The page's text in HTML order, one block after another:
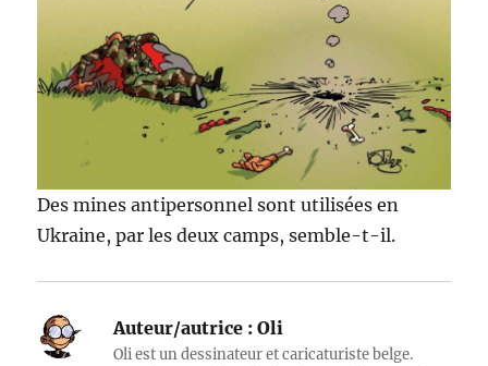
Des mines antipersonnel sont utilisées en
Ukraine, par les deux camps, semble-t-il.
Auteur/autrice : Oli
Oli est un dessinateur et caricaturiste belge.